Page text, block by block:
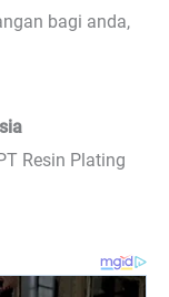
bagi anda,
Resin Plating